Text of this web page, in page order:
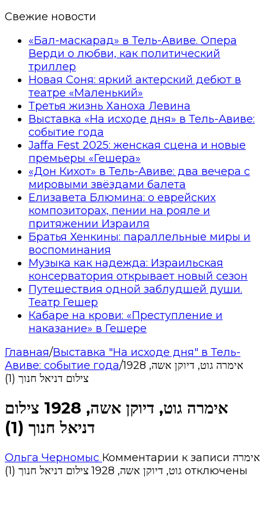
Свежие новости
«Бал-маскарад» в Тель-Авиве. Опера
Верди о любви, как политический
триллер
Новая Соня: яркий актерский дебют в
театре «Маленький»
Третья жизнь Ханоха Левина
Выставка «На исходе дня» в Тель-Авиве:
событие года
Jaffa Fest 2025: женская сцена и новые
премьеры «Гешера»
«Дон Кихот» в Тель-Авиве: два вечера с
мировыми звёздами балета
Елизавета Блюмина: о еврейских
композиторах, пении на рояле и
притяжении Израиля
Братья Хенкины: параллельные миры и
воспоминания
Музыка как надежда: Израильская
консерватория открывает новый сезон
Путешествия одной заблудшей души.
Театр Гешер
Кабаре на крови: «Преступление и
наказание» в Гешере
Главная/Выставка "На исходе дня" в Тель-
Авиве: событие года/אימרה גוט, דיוקן אשה, 1928
צילום דניאל חנוך (1)
אימרה גוט, דיוקן אשה, 1928 צילום
דניאל חנוך (1)
Ольга Черномыс Комментарии к записи אימרה
גוט, דיוקן אשה, 1928 צילום דניאל חנוך (1) отключены